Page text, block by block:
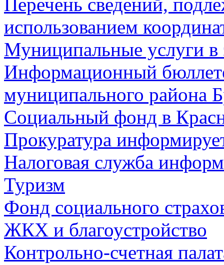
использованием
Муниципальные услуги в
Информационный
муниципального района
Социальный фонд в
Прокуратура
Налоговая служба
Туризм
Фонд социального
ЖКХ и благоустройство
Контрольно-счетная